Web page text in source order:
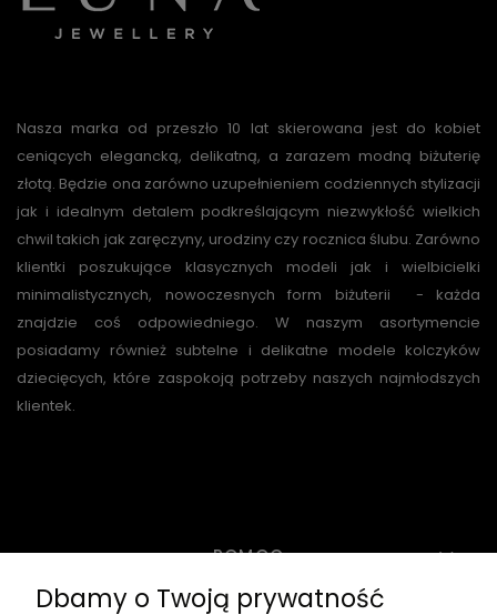
Nasza marka od przeszło 10 lat skierowana jest do kobiet
ceniących elegancką, delikatną, a zarazem modną biżuterię
złotą. Będzie ona zarówno uzupełnieniem codziennych stylizacji
jak i idealnym detalem podkreślającym niezwykłość wielkich
chwil takich jak zaręczyny, urodziny czy rocznica ślubu. Zarówno
klientki poszukujące klasycznych modeli jak i wielbicielki
minimalistycznych, nowoczesnych form biżuterii - każda
znajdzie coś odpowiedniego. W naszym asortymencie
posiadamy również subtelne i delikatne modele kolczyków
dziecięcych, które zaspokoją potrzeby naszych najmłodszych
klientek.
POMOC
Dbamy o Twoją prywatność